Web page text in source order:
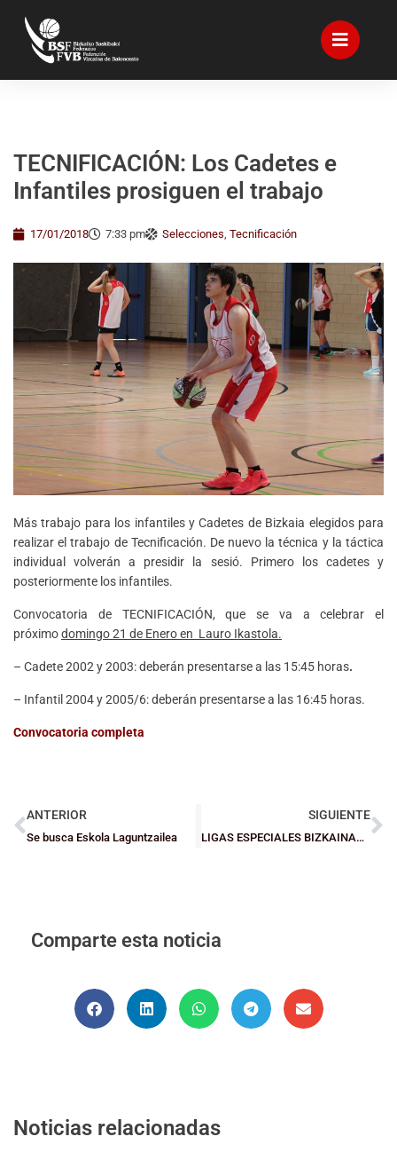
TECNIFICACIÓN: Los Cadetes e
Infantiles prosiguen el trabajo
17/01/2018 7:33 pm Selecciones, Tecnificación
Más trabajo para los infantiles y Cadetes de Bizkaia elegidos para
realizar el trabajo de Tecnificación. De nuevo la técnica y la táctica
individual volverán a presidir la sesió. Primero los cadetes y
posteriormente los infantiles.
Convocatoria de TECNIFICACIÓN, que se va a celebrar el
próximodomingo 21 de Enero en Lauro Ikastola.
– Cadete 2002 y 2003: deberán presentarse a las 15:45 horas.
– Infantil 2004 y 2005/6: deberán presentarse a las 16:45 horas.
Convocatoria completa
ANTERIOR
Se busca Eskola Laguntzailea
SIGUIENTE
LIGAS ESPECIALES BIZKAINAS: Segunda jornada marcada por la igualdad
Comparte esta noticia
Noticias relacionadas